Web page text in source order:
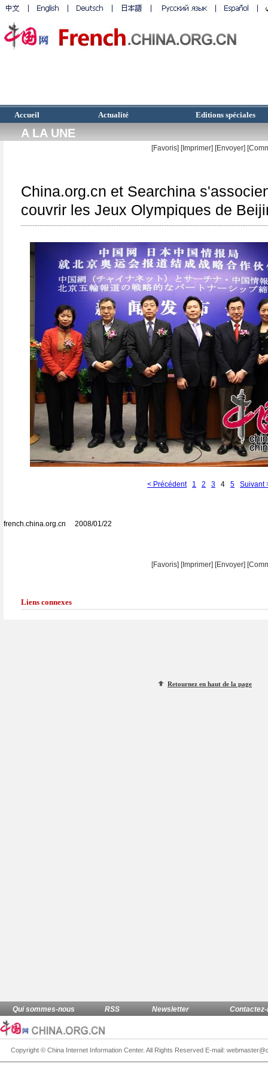
Accueil Actualité Editions spéciales
A LA UNE
[Favoris] [Imprimer] [Envoyer]
China.org.cn et Searchina
couvrir les Jeux Olympiques de
< Précédent 1 2 3 4 5 Suivant
french.china.org.cn 2008/01/22
[Favoris] [Imprimer] [Envoyer]
Liens connexes
Retournez en haut de la page